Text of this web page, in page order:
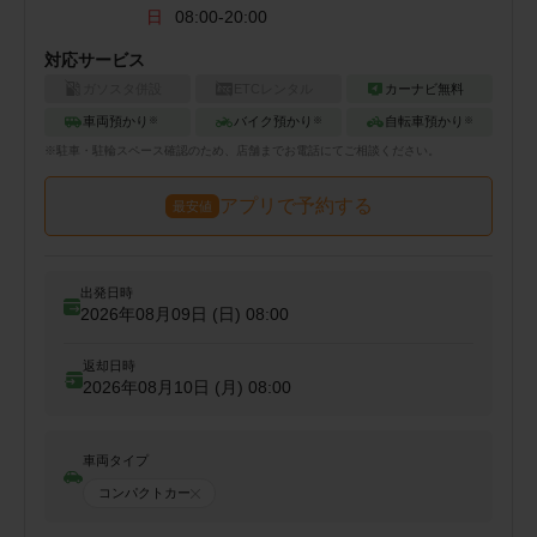
日 08:00-20:00
対応サービス
カーナビ無料
車両預かり ※ バイク預かり ※ 自転車預かり ※
駐車・駐輪 スペース確認のため、店舗までお電話にてご相談ください。
最安値 アプリで予約する
出発日時
2026年08月09日 (日) 08:00
返却日時
2026年08月10日 (月) 08:00
車両タイプ
コンパクトカー